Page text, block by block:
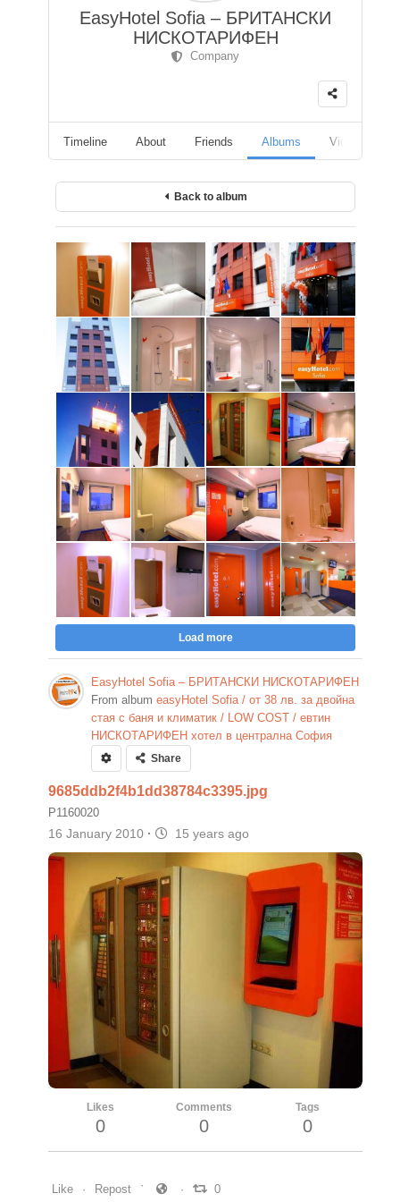
EasyHotel Sofia – БРИТАНСКИ
НИСКОТАРИФЕН
Company
Timeline About Friends Albums Videos
Back to album
Load more
EasyHotel Sofia – БРИТАНСКИ НИСКОТАРИФЕН
From album easyHotel Sofia / от 38 лв. за двойна
стая с баня и климатик / LOW COST / евтин
НИСКОТАРИФЕН хотел в централна София
Share
9685ddb2f4b1dd38784c3395.jpg
P1160020
16 January 2010 · 15 years ago
Likes
0
Comments
0
Tags
0
Like Repost 0